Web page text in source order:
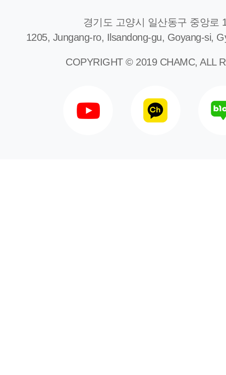
경기도 고양시 일산동구 중앙로
1205, Jungang-ro, Ilsandong-gu, Goyang-si,
COPYRIGHT © 2019 CHAMC, ALL